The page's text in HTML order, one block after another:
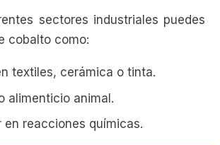
sectores industriales puedes
cobalto como:
textiles, cerámica o tinta.
alimenticio animal.
en reacciones químicas.